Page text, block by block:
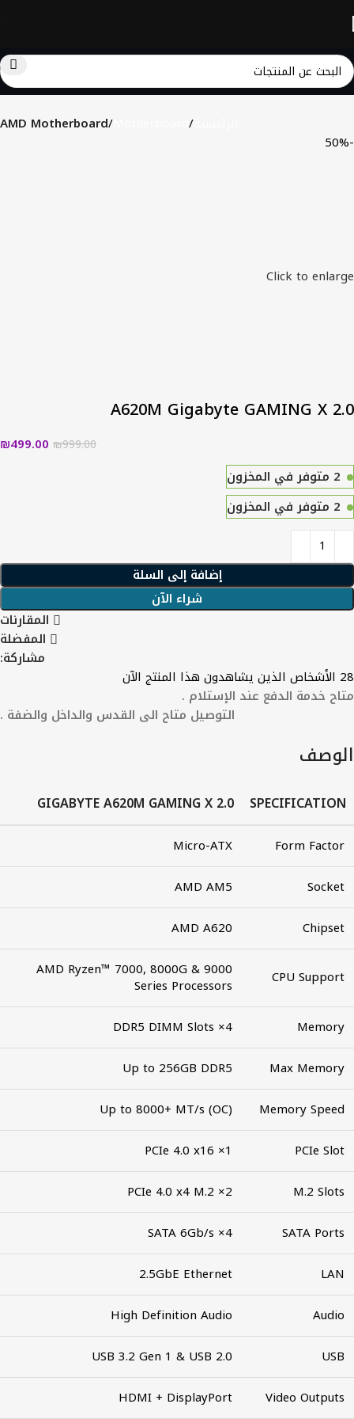
AMD Motherboard
-50%
Click to enlarge
A620M Gigabyte GAMING X 2.0
₪999.00
₪499.00
2 متوفر في المخزون
2 متوفر في المخزون
إضافة إلى السلة
شراء الآن
المقارنات
المفضلة
مشاركة:
28 الأشخاص الذين يشاهدون هذا المنتج الآن
متاح خدمة الدفع عند الإستلام .
التوصيل متاح الى القدس والداخل والضفة .
الوصف
SPECIFICATION
GIGABYTE A620M GAMING X 2.0
Form Factor
Micro-ATX
Socket
AMD AM5
Chipset
AMD A620
CPU Support
AMD Ryzen™ 7000, 8000G & 9000
Series Processors
Memory
4× DDR5 DIMM Slots
Max Memory
Up to 256GB DDR5
Memory Speed
Up to 8000+ MT/s (OC)
PCIe Slot
1× PCIe 4.0 x16
M.2 Slots
2× PCIe 4.0 x4 M.2
SATA Ports
4× SATA 6Gb/s
LAN
2.5GbE Ethernet
Audio
High Definition Audio
USB
USB 3.2 Gen 1 & USB 2.0
Video Outputs
HDMI + DisplayPort